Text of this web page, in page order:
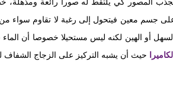
جسم معين فيتحول إلى رغبة لا تقاوم سواء من
أو الهين لكنه ليس مستحيلا خصوصا أن
الكاميرا حيث أن يشبه التركيز على الزجاج الشفاف